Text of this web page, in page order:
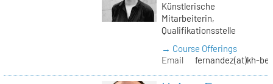
Künstlerische
Mitarbeiterin,
Qualifikationsstelle
→ Course Offerings
Email
fernandez(at)kh-